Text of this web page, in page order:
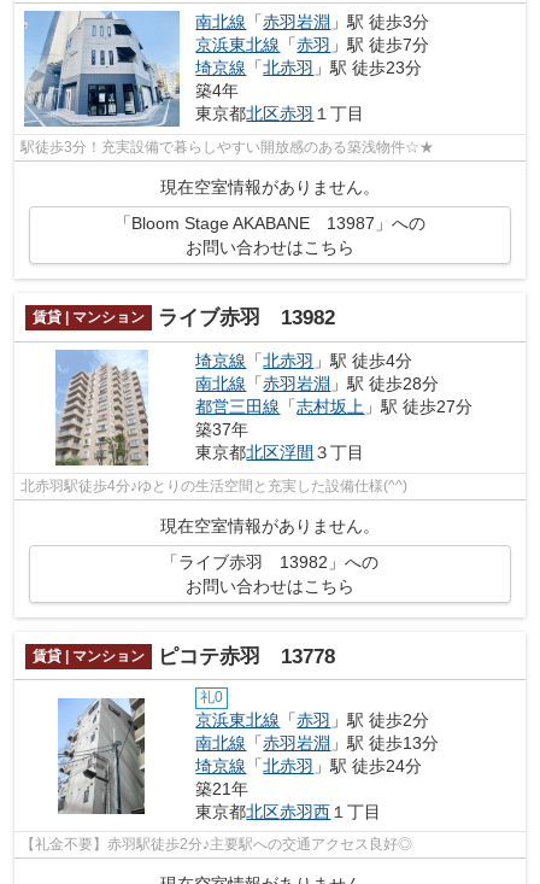
南北線 「赤羽岩淵 」駅 徒歩3分
京浜東北線 「赤羽 」駅 徒歩7分
埼京線 「北赤羽 」駅 徒歩23分
築4年
東京都北区赤羽 １丁目
駅徒歩3分！充実設備で暮らしやすい開放感のある築浅物件☆★
現在空室情報がありません。
「Bloom Stage AKABANE 13987」への
お問い合わせはこちら
賃貸 | マンション ライブ赤羽 13982
埼京線 「北赤羽 」駅 徒歩4分
南北線 「赤羽岩淵 」駅 徒歩28分
都営三田線 「志村坂上 」駅 徒歩27分
築37年
東京都北区浮間 ３丁目
北赤羽駅徒歩4分♪ゆとりの生活空間と充実した設備仕様(^^)
現在空室情報がありません。
「ライブ赤羽 13982」への
お問い合わせはこちら
賃貸 | マンション ピコテ赤羽 13778
礼0
京浜東北線 「赤羽 」駅 徒歩2分
南北線 「赤羽岩淵 」駅 徒歩13分
埼京線 「北赤羽 」駅 徒歩24分
築21年
東京都北区赤羽西１丁目
【礼金不要】赤羽駅徒歩2分♪主要駅への交通アクセス良好◎